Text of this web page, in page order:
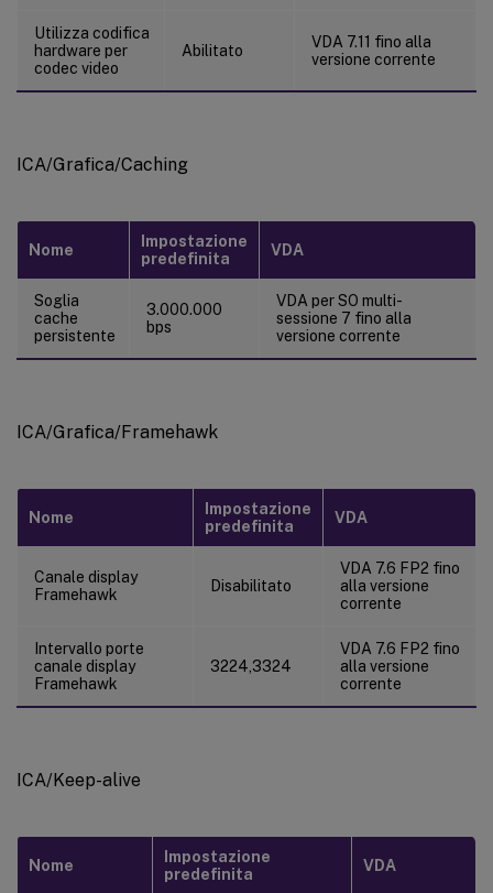
Utilizza codifica
hardware per
codec video
Abilitato
VDA 7.11 fino alla
versione corrente
ICA/Grafica/Caching
Nome
Impostazione
predefinita
VDA
Soglia
cache
persistente
3.000.000
bps
VDA per SO multi-
sessione 7 fino alla
versione corrente
ICA/Grafica/Framehawk
Nome
Impostazione
predefinita
VDA
Canale display
Framehawk
Disabilitato
VDA 7.6 FP2 fino
alla versione
corrente
Intervallo porte
canale display
Framehawk
3224,3324
VDA 7.6 FP2 fino
alla versione
corrente
ICA/Keep-alive
Nome
Impostazione
predefinita
VDA